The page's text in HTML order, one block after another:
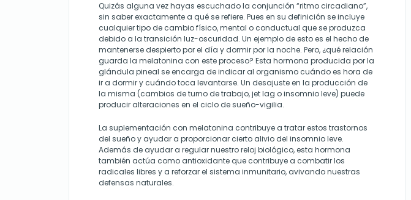
Quizás alguna vez hayas escuchado la conjunción “ritmo circadiano”,
sin saber exactamente a qué se refiere. Pues en su definición se incluye
cualquier tipo de cambio físico, mental o conductual que se produzca
debido a la transición luz-oscuridad. Un ejemplo de esto es el hecho de
mantenerse despierto por el día y dormir por la noche. Pero, ¿qué relación
guarda la melatonina con este proceso? Esta hormona producida por la
glándula pineal se encarga de indicar al organismo cuándo es hora de
ir a dormir y cuándo toca levantarse. Un desajuste en la producción de
la misma (cambios de turno de trabajo, jet lag o insomnio leve) puede
producir alteraciones en el ciclo de sueño-vigilia.
La suplementación con melatonina contribuye a tratar estos trastornos
del sueño y ayudar a proporcionar cierto alivio del insomnio leve.
Además de ayudar a regular nuestro reloj biológico, esta hormona
también actúa como antioxidante que contribuye a combatir los
radicales libres y a reforzar el sistema inmunitario, avivando nuestras
defensas naturales.